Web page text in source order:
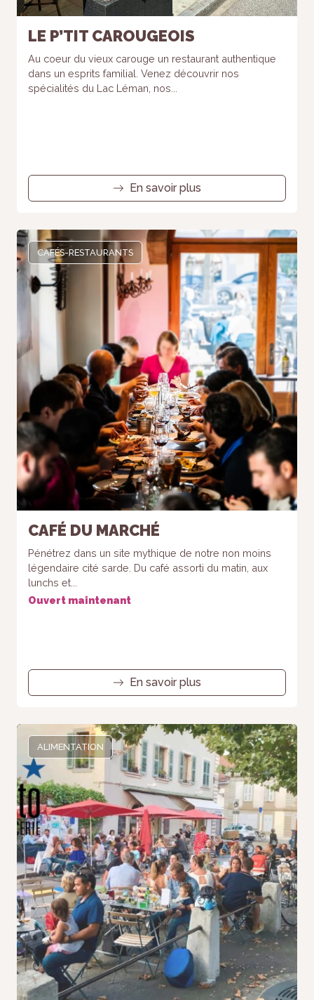
LE P’TIT CAROUGEOIS
Au coeur du vieux carouge un restaurant authentique
dans un esprits familial. Venez découvrir nos
spécialités du Lac Léman, nos...
En savoir plus
CAFÉS-RESTAURANTS
CAFÉ DU MARCHÉ
Pénétrez dans un site mythique de notre non moins
légendaire cité sarde. Du café assorti du matin, aux
lunchs et...
Ouvert maintenant
En savoir plus
ALIMENTATION